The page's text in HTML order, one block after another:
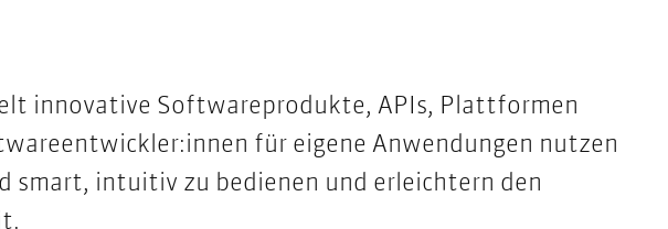
innovative Softwareprodukte, APIs, Plattformen
für eigene Anwendungen nutzen
smart, intuitiv zu bedienen und erleichtern den